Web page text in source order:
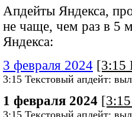
Апдейты Яндекса,
не чаще, чем раз в 5
Яндекса:
3 февраля 2024 [3:15
3:15 Текстовый апдейт:
1 февраля 2024
3:15 Текстовый апдейт: